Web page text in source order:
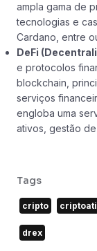
ampla gama de
tecnologias e
Cardano, entre
DeFi
e protocolos
blockchain,
serviços
engloba uma
ativos, gestão
Tags
cripto
drex